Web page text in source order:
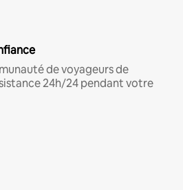
de voyageurs de
24h/24 pendant votre